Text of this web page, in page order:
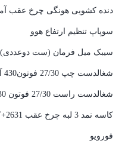
دنده کشویی هونگی چرخ عقب
سوپاپ تنظیم ارتفاع هوو
سیبک میل فرمان (ست دوعددی)سایز 27/30 آمیکو و هوو
شغالدست چپ 27/30 فوتون430 آمیکو و هوو برند فورویو
شغالدست راست 27/30 فوتون 430 آمیکو و هوو برند فورویو
فورویو